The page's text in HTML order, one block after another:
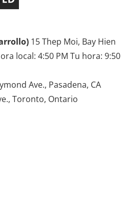
15 Thep Moi, Bay Hien
local: 4:50 PM Tu hora: 9:50
Ave., Pasadena, CA
Toronto, Ontario